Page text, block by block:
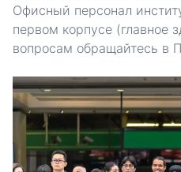
Офисный персонал
первом корпусе (главное
вопросам обращайтесь в